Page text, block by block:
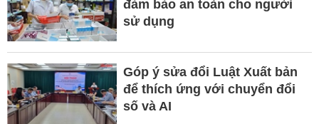
đảm bảo an toàn cho người
sử dụng
Góp ý sửa đổi Luật Xuất bản
để thích ứng với chuyển đổi
số và AI